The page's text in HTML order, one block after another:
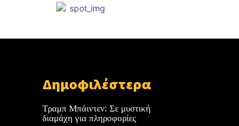
Δημοφιλέστερα
Τραμπ Μπάιντεν: Σε μυστική
διαμάχη για πληροφορίες